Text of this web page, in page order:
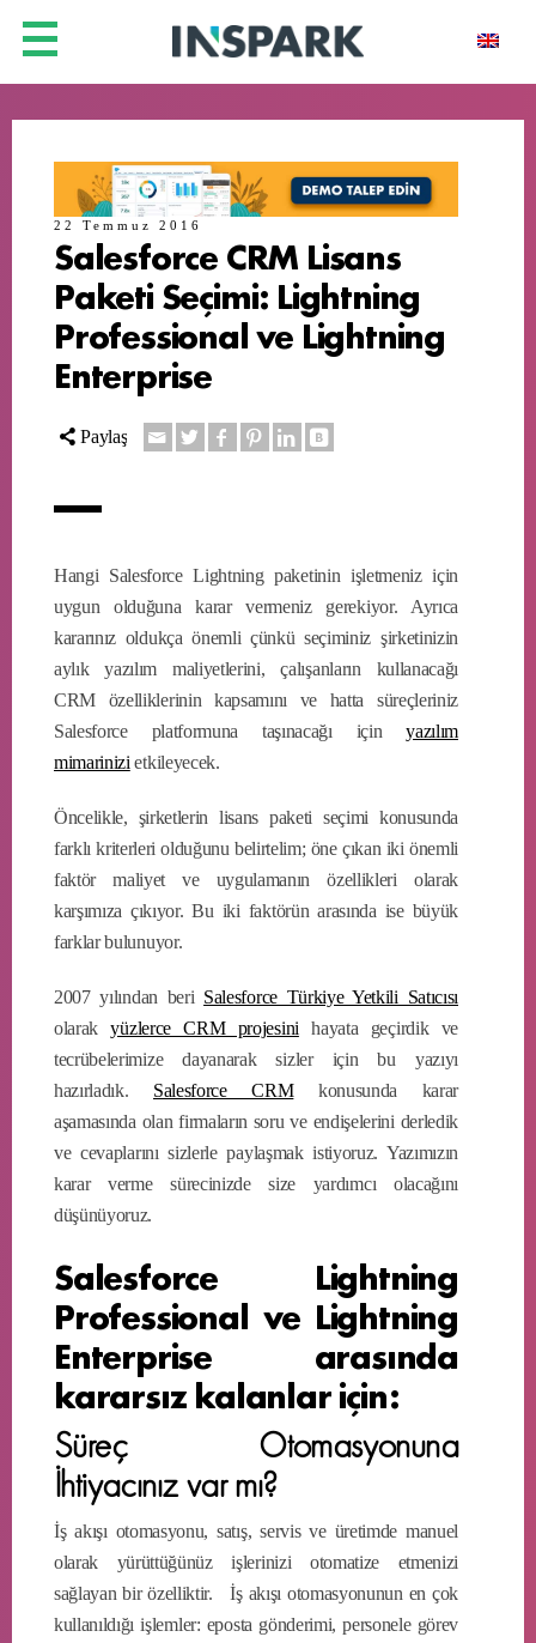
22 Temmuz 2016
Salesforce CRM Lisans
Paketi Seçimi: Lightning
Professional ve Lightning
Enterprise
Paylaş
Hangi Salesforce Lightning paketinin işletmeniz için
uygun olduğuna karar vermeniz gerekiyor. Ayrıca
kararınız oldukça önemli çünkü seçiminiz şirketinizin
aylık yazılım maliyetlerini, çalışanların kullanacağı
CRM özelliklerinin kapsamını ve hatta süreçleriniz
Salesforce platformuna taşınacağı içinyazılım
mimarinizi etkileyecek.
Öncelikle, şirketlerin lisans paketi seçimi konusunda
farklı kriterleri olduğunu belirtelim; öne çıkan iki önemli
faktör maliyet ve uygulamanın özellikleri olarak
karşımıza çıkıyor. Bu iki faktörün arasında ise büyük
farklar bulunuyor.
2007 yılından beri Salesforce Türkiye Yetkili Satıcısı
olarakyüzlerce CRM projesini hayata geçirdik ve
tecrübelerimize dayanarak sizler için bu yazıyı
hazırladık. Salesforce CRMkonusunda karar
aşamasında olan firmaların soru ve endişelerini derledik
ve cevaplarını sizlerle paylaşmak istiyoruz. Yazımızın
karar verme sürecinizde size yardımcı olacağını
düşünüyoruz.
Salesforce Lightning
Professional ve Lightning
Enterprise arasında
kararsız kalanlar için:
Süreç Otomasyonuna
İhtiyacınız var mı?
İş akışı otomasyonu, satış, servis ve üretimde manuel
olarak yürüttüğünüz işlerinizi otomatize etmenizi
sağlayan bir özelliktir. İş akışı otomasyonunun en çok
kullanıldığı işlemler: eposta gönderimi, personele görev